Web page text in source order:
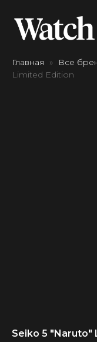
Главная Все
Limited Edition
Seiko 5 "Naruto"